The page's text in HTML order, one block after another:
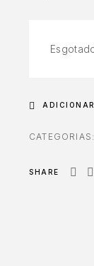
CATEGORIAS:
SHARE